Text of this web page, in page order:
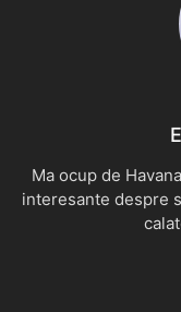
Ma ocup de
interesante despre